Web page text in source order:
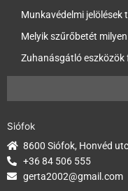
Munkavédelmi jelölések
Melyik szűrőbetét
Zuhanásgátló eszközök
Siófok
8600 Siófok, Honvéd
+36 84 506 555
gerta2002@gmail.com